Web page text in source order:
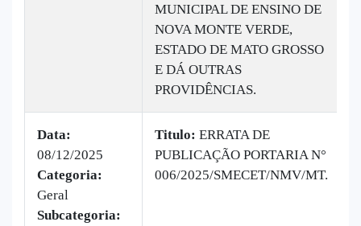
MUNICIPAL DE ENSINO DE
NOVA MONTE VERDE,
ESTADO DE MATO GROSSO
E DÁ OUTRAS
PROVIDÊNCIAS.
Data:
08/12/2025
Categoria:
Geral
Subcategoria:
Titulo: ERRATA DE
PUBLICAÇÃO PORTARIA N°
006/2025/SMECET/NMV/MT.